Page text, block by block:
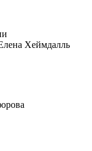
Хеймдалль